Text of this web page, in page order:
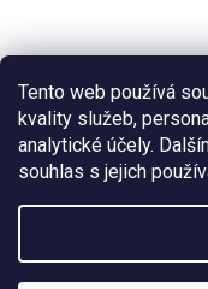
Tento web používá
kvality služeb,
analytické účely.
souhlas s jejich